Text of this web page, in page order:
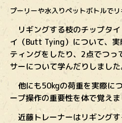
プーリーや水入りペットボトルで
リギングする枝のチップタ
イ（Butt Tying）について、実
ティングをしたり、2点でつっ
サーについて学んだりしました
他にも50kgの荷重を実際に
ープ操作の重要性を体で覚えま
近藤トレーナーはリギング